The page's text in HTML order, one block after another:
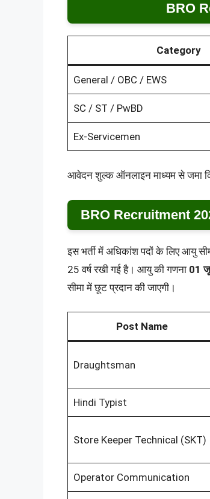
BRO
Category
General / OBC / EWS
SC / ST / PwBD
Ex-Servicemen
आवेदन शुल्क ऑनलाइन माध्यम से जमा
BRO Recruitment
इस भर्ती में अधिकांश पदों के लिए आयु
25 वर्ष रखी गई है। आयु की गणना 01
सीमा में छूट प्रदान की जाएगी।
Post Name
Draughtsman
Hindi Typist
Store Keeper Technical (SKT)
Operator Communication